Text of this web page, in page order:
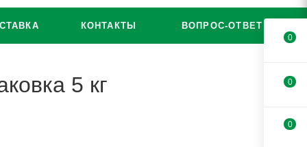
КОНТАКТЫ ВОПРОС-ОТВЕТ
5 кг
0
0
0